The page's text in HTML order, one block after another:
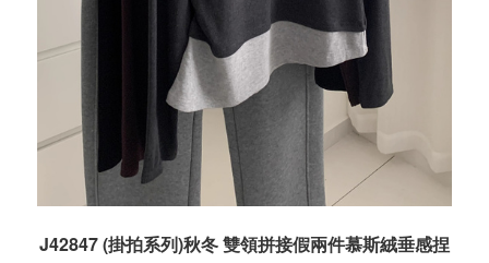
J42847 (掛拍系列)秋冬 雙領拼接假兩件慕斯絨垂感捏